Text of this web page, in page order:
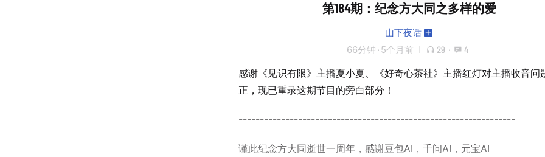
第184期：纪念方大同之多样的爱
山下夜话
66分钟 · 5个月前 29 · 4
感谢《见识有限》主播夏小夏、《好奇心茶社》主播红灯对主播收音问
正，现已重录这期节目的旁白部分！
-----------------------------------------------------------------
谨此纪念方大同逝世一周年，感谢豆包AI，千问AI，元宝AI